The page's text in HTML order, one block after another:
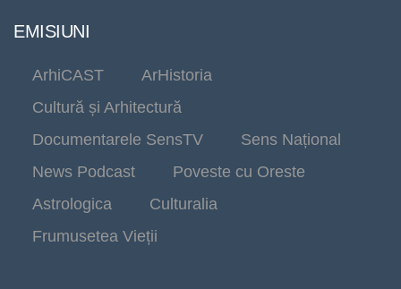
EMISIUNI
ArhiCAST
ArHistoria
Cultură și Arhitectură
Documentarele SensTV
Sens Național
News Podcast
Poveste cu Oreste
Astrologica
Culturalia
Frumusetea Vieții